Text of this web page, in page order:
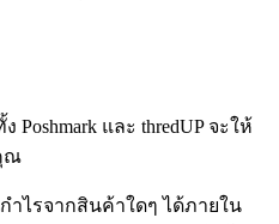
และ thredUP จะให้
ณ
ไรจากสินค้าใดๆ ได้ภายใน